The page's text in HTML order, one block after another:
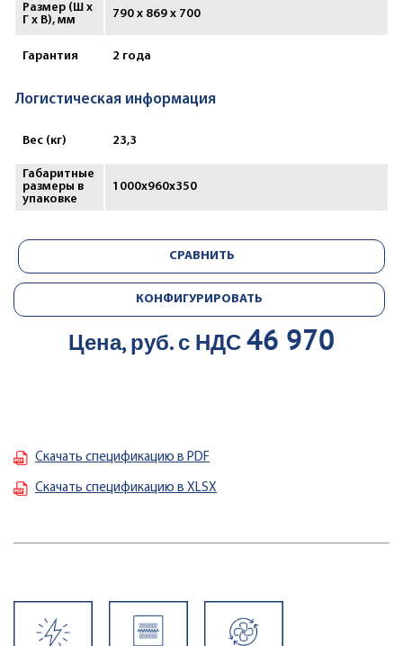
Размер (Ш х
Г х В), мм
790 x 869 x 700
Гарантия 2 года
Логистическая информация
Вес (кг) 23,3
Габаритные
размеры в
упаковке
1000х960х350
СРАВНИТЬ
КОНФИГУРИРОВАТЬ
Цена, руб. с НДС46 970
Скачать спецификацию в PDF
Скачать спецификацию в XLSX